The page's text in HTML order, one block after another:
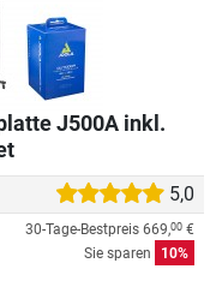
J500A inkl.
5,0
30-Tage-Bestpreis 669,00 €
Sie sparen
10%